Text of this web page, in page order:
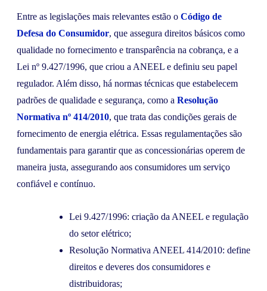
Entre as legislações mais relevantes estão o Código de
Defesa do Consumidor, que assegura direitos básicos como
qualidade no fornecimento e transparência na cobrança, e a
Lei nº 9.427/1996, que criou a ANEEL e definiu seu papel
regulador. Além disso, há normas técnicas que estabelecem
padrões de qualidade e segurança, como a Resolução
Normativa nº 414/2010, que trata das condições gerais de
fornecimento de energia elétrica. Essas regulamentações são
fundamentais para garantir que as concessionárias operem de
maneira justa, assegurando aos consumidores um serviço
confiável e contínuo.
Lei 9.427/1996: criação da ANEEL e regulação
do setor elétrico;
Resolução Normativa ANEEL 414/2010: define
direitos e deveres dos consumidores e
distribuidoras;